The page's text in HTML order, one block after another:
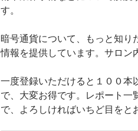
す。
暗号通貨について、もっと知り
情報を提供しています。サロン
一度登録いただけると１００本
で、大変お得です。レポート一
で、よろしければいちど目をと